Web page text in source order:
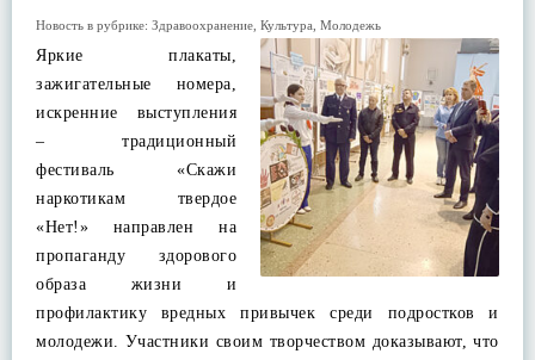
Новость в рубрике: Здравоохранение Культура Молодежь
Яркие плакаты,
зажигательные номера,
искренние выступления
– традиционный
фестиваль «Скажи
наркотикам твердое
«Нет!» направлен на
пропаганду здорового
образа жизни и
профилактику вредных привычек среди подростков и
молодежи. Участники своим творчеством доказывают, что